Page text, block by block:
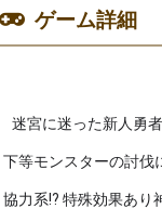
ゲーム詳細
迷宮に迷った新人勇
下等モンスターの討伐
協力系!? 特殊効果あり